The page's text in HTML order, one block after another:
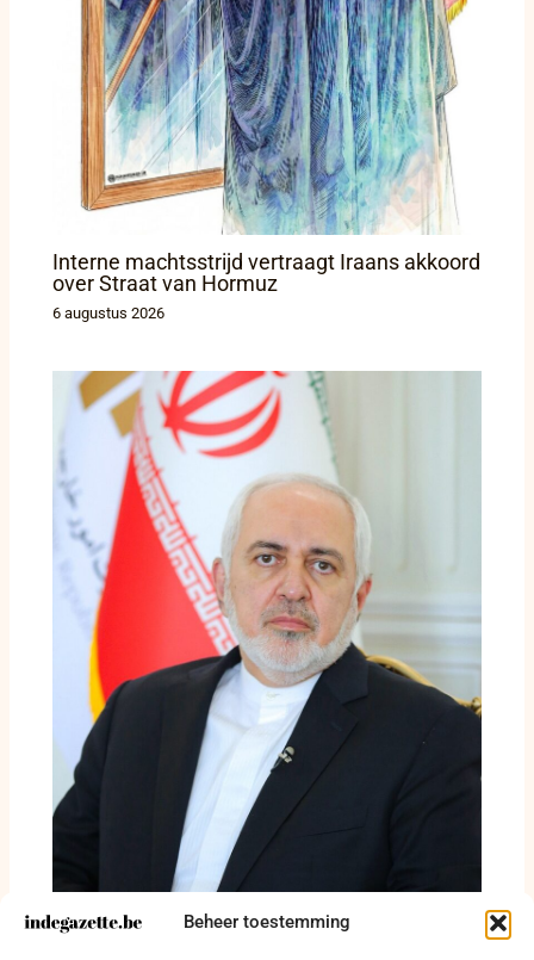
Beheer toestemming
Interne machtsstrijd vertraagt Iraans akkoord
over Straat van Hormuz
6 augustus 2026